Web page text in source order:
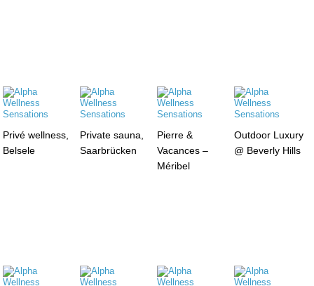
Privé wellness,
Belsele
Private sauna,
Saarbrücken
Pierre &
Vacances –
Méribel
Outdoor Luxury
@ Beverly Hills